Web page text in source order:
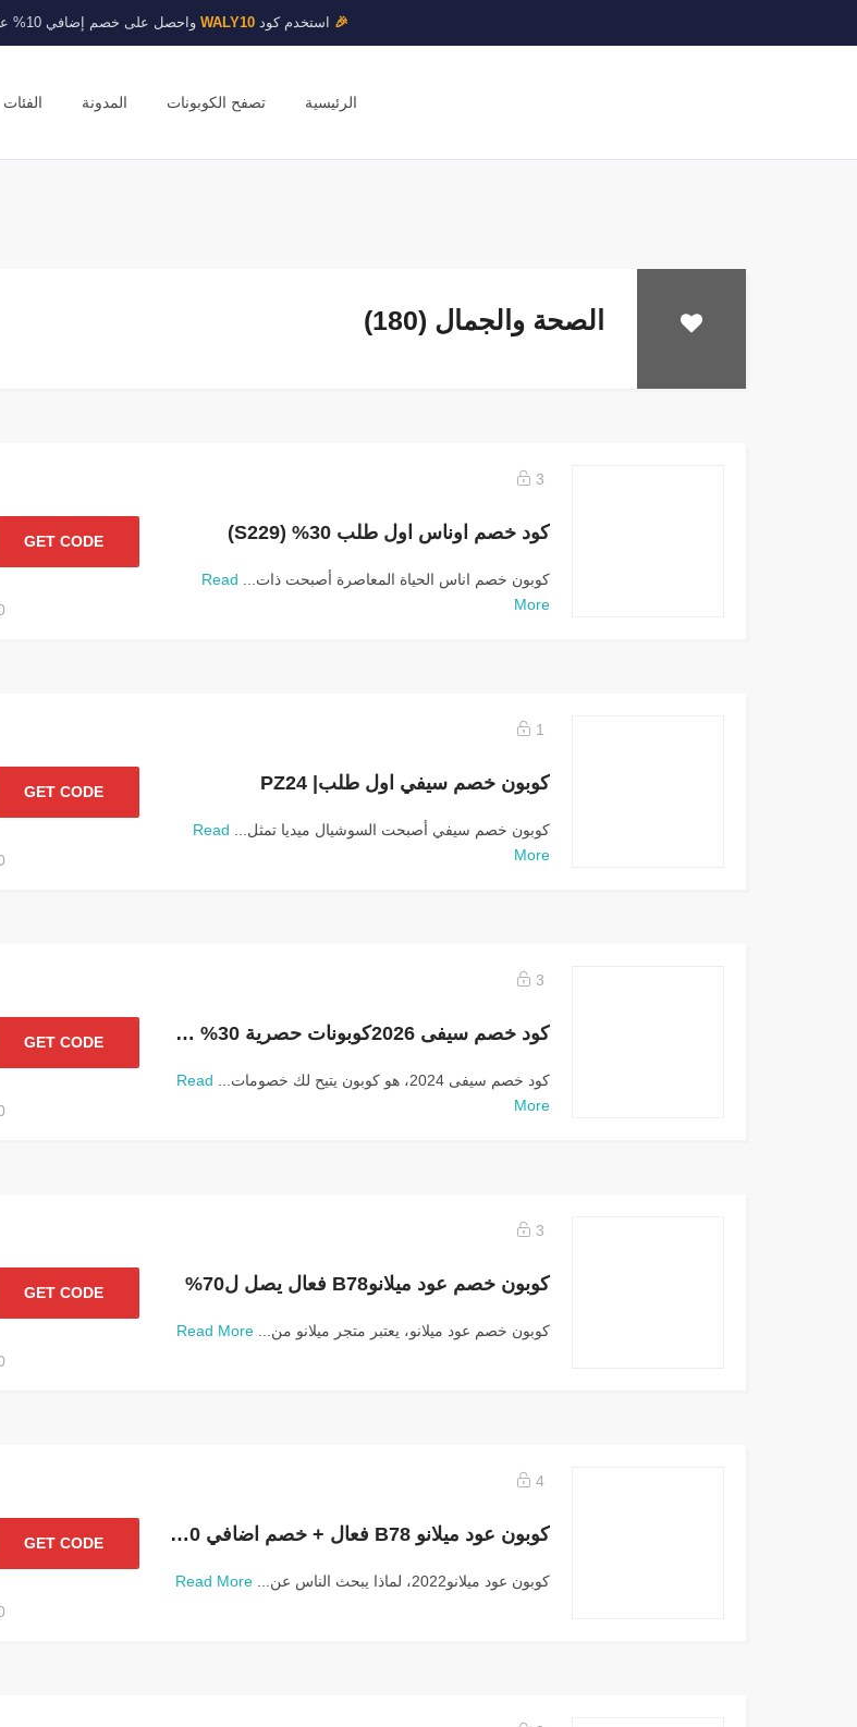
🎉 استخدم كودWALY10 واحصل على خصم إضافي 10% على جميع المتاجر
الرئيسية تصفح الكوبونات المدونة الفئات
الصحة والجمال (180)
3
كود خصم اوناس اول طلب 30% (S229)
كوبون خصم اناس الحياة المعاصرة أصبحت ذات... Read
More
GET CODE
1
كوبون خصم سيفي اول طلب| PZ24
كوبون خصم سيفي أصبحت السوشيال ميديا تمثل... Read
More
GET CODE
3
كود خصم سيفى 2026كوبونات حصرية 30% خصم
كود خصم سيفى 2024، هو كوبون يتيح لك خصومات...
Read
More
GET CODE
3
كوبون خصم عود ميلانوB78 فعال يصل ل70%
كوبون خصم عود ميلانو، يعتبر متجر ميلانو من... Read More
GET CODE
4
كوبون عود ميلانو B78 فعال + خصم اضافي 10%
كوبون عود ميلانو2022، لماذا يبحث الناس عن... Read More
GET CODE